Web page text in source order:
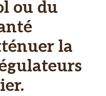
ou du
la